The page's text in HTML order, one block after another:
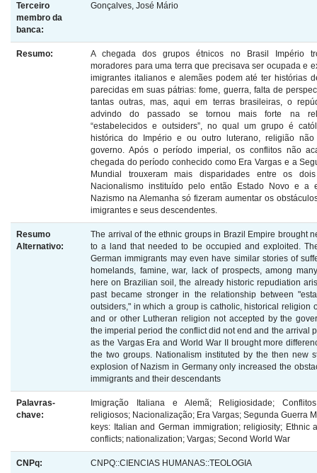
Terceiro
membro da
banca:
Gonçalves, José Mário
Resumo:
A chegada dos grupos étnicos no Brasil Império
moradores para uma terra que precisava ser ocupada e
imigrantes italianos e alemães podem até ter histórias
parecidas em suas pátrias: fome, guerra, falta de
tantas outras, mas, aqui em terras brasileiras, o
advindo do passado se tornou mais forte na
“estabelecidos e outsiders”, no qual um grupo é
histórica do Império e ou outro luterano, religião
governo. Após o período imperial, os conflitos não
chegada do período conhecido como Era Vargas e a
Mundial trouxeram mais disparidades entre os
Nacionalismo instituído pelo então Estado Novo e a
Nazismo na Alemanha só fizeram aumentar os
imigrantes e seus descendentes.
Resumo
Alternativo:
The arrival of the ethnic groups in Brazil Empire brought
to a land that needed to be occupied and exploited.
German immigrants may even have similar stories of
homelands, famine, war, lack of prospects, among
here on Brazilian soil, the already historic repudiation
past became stronger in the relationship between
outsiders," in which a group is catholic, historical religion
and or other Lutheran religion not accepted by the
the imperial period the conflict did not end and the arrival
as the Vargas Era and World War II brought more
the two groups. Nationalism instituted by the then new
explosion of Nazism in Germany only increased the
immigrants and their descendants
Palavras-
chave:
Imigração Italiana e Alemã; Religiosidade;
religiosos; Nacionalização; Era Vargas; Segunda Guerra
keys: Italian and German immigration; religiosity; Ethnic
conflicts; nationalization; Vargas; Second World War
CNPq: CNPQ::CIENCIAS HUMANAS::TEOLOGIA